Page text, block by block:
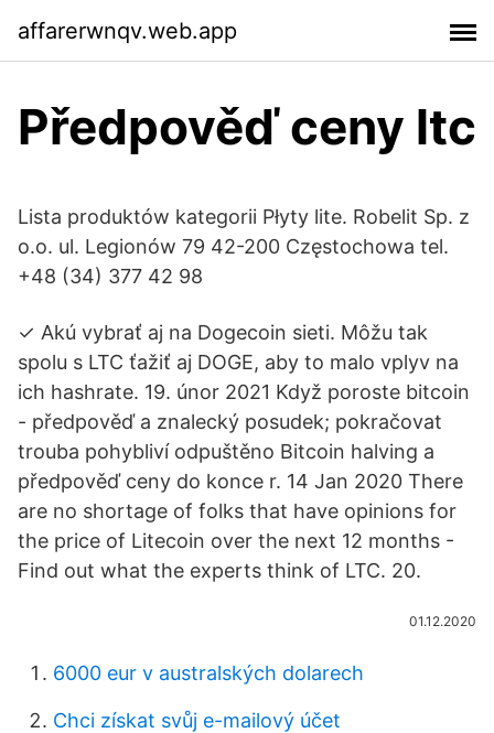
affarerwnqv.web.app
Předpověď ceny ltc
Lista produktów kategorii Płyty lite. Robelit Sp. z
o.o. ul. Legionów 79 42-200 Częstochowa tel.
+48 (34) 377 42 98
✓ Akú vybrať aj na Dogecoin sieti. Môžu tak
spolu s LTC ťažiť aj DOGE, aby to malo vplyv na
ich hashrate. 19. únor 2021 Když poroste bitcoin
- předpověď a znalecký posudek; pokračovat
trouba pohybliví odpuštěno Bitcoin halving a
předpověď ceny do konce r. 14 Jan 2020 There
are no shortage of folks that have opinions for
the price of Litecoin over the next 12 months -
Find out what the experts think of LTC. 20.
01.12.2020
6000 eur v australských dolarech
Chci získat svůj e-mailový účet